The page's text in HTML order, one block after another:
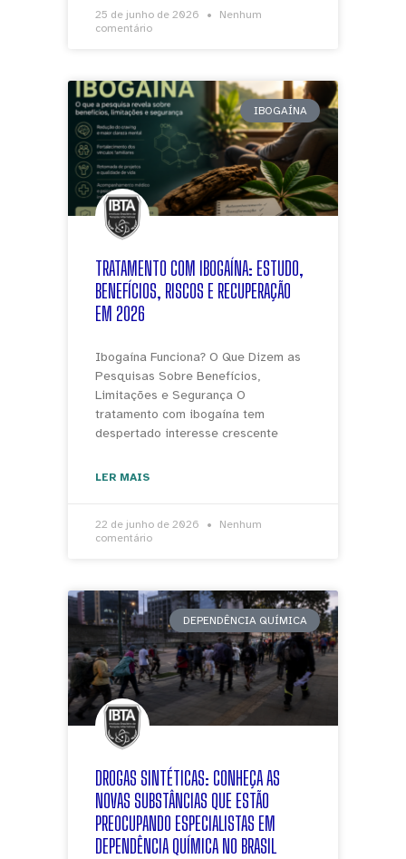
25 de junho de 2026
Nenhum
comentário
IBOGAÍNA
TRATAMENTO COM IBOGAÍNA: ESTUDO,
BENEFÍCIOS, RISCOS E RECUPERAÇÃO
EM 2026
Ibogaína Funciona? O Que Dizem as
Pesquisas Sobre Benefícios,
Limitações e Segurança O
tratamento com ibogaína tem
despertado interesse crescente
LER MAIS
22 de junho de 2026
Nenhum
comentário
DEPENDÊNCIA QUÍMICA
DROGAS SINTÉTICAS: CONHEÇA AS
NOVAS SUBSTÂNCIAS QUE ESTÃO
PREOCUPANDO ESPECIALISTAS EM
DEPENDÊNCIA QUÍMICA NO BRASIL